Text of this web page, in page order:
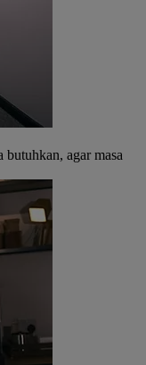
butuhkan, agar masa